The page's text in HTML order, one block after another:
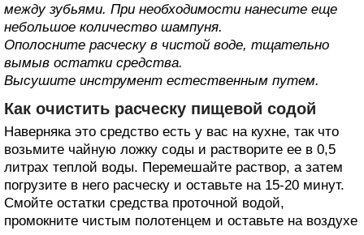
между зубьями. При необходимости нанесите еще
небольшое количество шампуня.
Ополосните расческу в чистой воде, тщательно
вымыв остатки средства.
Высушите инструмент естественным путем.
Как очистить расческу пищевой содой
Наверняка это средство есть у вас на кухне, так что
возьмите чайную ложку соды и растворите ее в 0,5
литрах теплой воды. Перемешайте раствор, а затем
погрузите в него расческу и оставьте на 15-20 минут.
Смойте остатки средства проточной водой,
промокните чистым полотенцем и оставьте на воздухе